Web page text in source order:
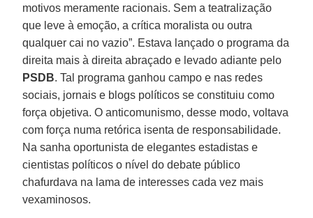
motivos meramente racionais. Sem a teatralização
que leve à emoção, a crítica moralista ou outra
qualquer cai no vazio”. Estava lançado o programa da
direita mais à direita abraçado e levado adiante pelo
PSDB. Tal programa ganhou campo e nas redes
sociais, jornais e blogs políticos se constituiu como
força objetiva. O anticomunismo, desse modo, voltava
com força numa retórica isenta de responsabilidade.
Na sanha oportunista de elegantes estadistas e
cientistas políticos o nível do debate público
chafurdava na lama de interesses cada vez mais
vexaminosos.